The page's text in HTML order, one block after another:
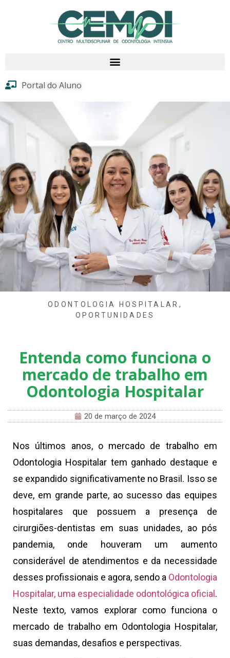
Portal do Aluno
ODONTOLOGIA HOSPITALAR ,
OPORTUNIDADES
Entenda como funciona o
mercado de trabalho em
Odontologia Hospitalar
20 de março de 2024
Nos últimos anos, o mercado de trabalho em
Odontologia Hospitalar tem ganhado destaque e
se expandido significativamente no Brasil. Isso se
deve, em grande parte, ao sucesso das equipes
hospitalares que possuem a presença de
cirurgiões-dentistas em suas unidades, ao pós
pandemia, onde houveram um aumento
considerável de atendimentos e da necessidade
desses profissionais e agora, sendo a Odontologia
Hospitalar, uma especialidade odontológica oficial.
Neste texto, vamos explorar como funciona o
mercado de trabalho em Odontologia Hospitalar,
suas demandas, desafios e perspectivas.